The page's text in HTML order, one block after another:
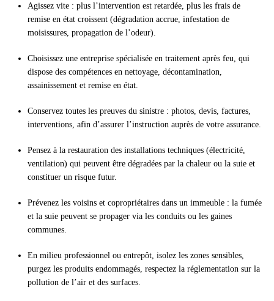
Agissez vite : plus l’intervention est retardée, plus les frais de
remise en état croissent (dégradation accrue, infestation de
moisissures, propagation de l’odeur).
Choisissez une entreprise spécialisée en traitement après feu, qui
dispose des compétences en nettoyage, décontamination,
assainissement et remise en état.
Conservez toutes les preuves du sinistre : photos, devis, factures,
interventions, afin d’assurer l’instruction auprès de votre assurance.
Pensez à la restauration des installations techniques (électricité,
ventilation) qui peuvent être dégradées par la chaleur ou la suie et
constituer un risque futur.
Prévenez les voisins et copropriétaires dans un immeuble : la fumée
et la suie peuvent se propager via les conduits ou les gaines
communes.
En milieu professionnel ou entrepôt, isolez les zones sensibles,
purgez les produits endommagés, respectez la réglementation sur la
pollution de l’air et des surfaces.